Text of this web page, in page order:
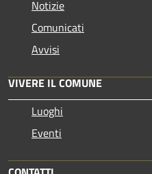
Notizie
Comunicati
Avvisi
VIVERE IL COMUNE
Luoghi
Eventi